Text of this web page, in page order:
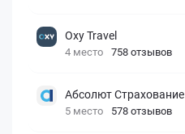
Oxy Travel
4 место 758 отзывов
Абсолют Страхование
5 место 578 отзывов